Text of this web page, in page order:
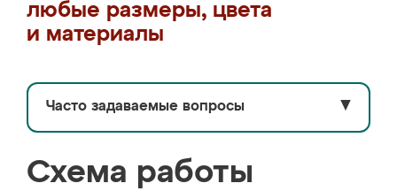
любые размеры, цвета
и материалы
Часто задаваемые вопросы ▼
Схема работы